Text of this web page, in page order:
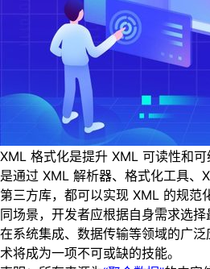
XML 格式化是提升 XML 可读性和
是通过 XML 解析器、格式化工具、
第三方库，都可以实现 XML 的规范
同场景，开发者应根据自身需求选
在系统集成、数据传输等领域的广
术将成为一项不可或缺的技能。